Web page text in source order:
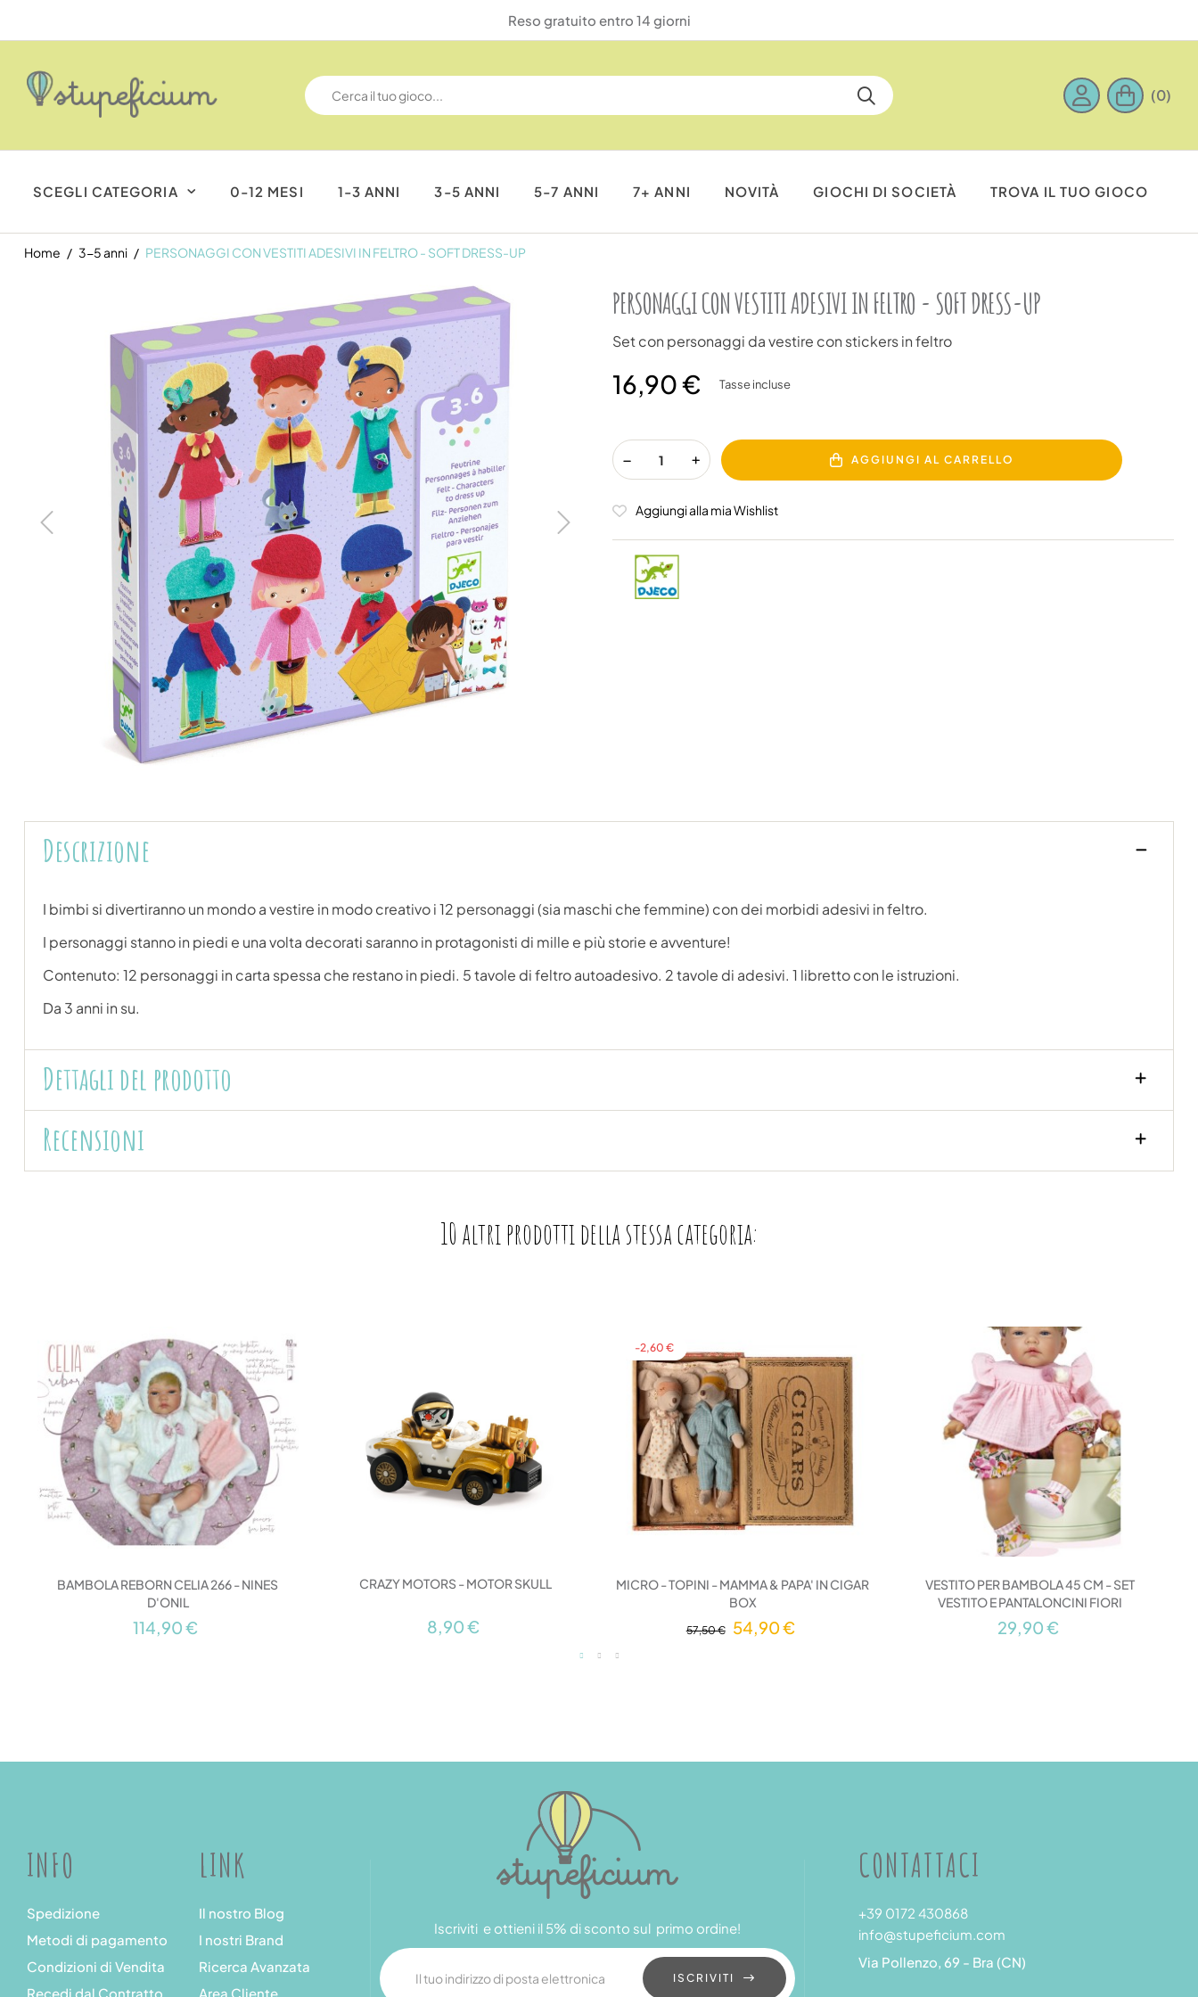
Reso gratuito entro 14 giorni
(0)
SCEGLI CATEGORIA 0-12 MESI 1-3 ANNI 3-5 ANNI 5-7 ANNI 7+ ANNI NOVITÀ GIOCHI DI SOCIETÀ TROVA IL TUO GIOCO
Home 3-5 anni PERSONAGGI CON VESTITI ADESIVI IN FELTRO - SOFT DRESS-UP
PERSONAGGI CON VESTITI ADESIVI IN FELTRO - SOFT DRESS-UP
Set con personaggi da vestire con stickers in feltro
16,90 € Tasse incluse
AGGIUNGI AL CARRELLO
Aggiungi alla mia Wishlist
Descrizione
I bimbi si divertiranno un mondo a vestire in modo creativo i 12 personaggi (sia maschi che femmine) con dei morbidi adesivi in feltro.
I personaggi stanno in piedi e una volta decorati saranno in protagonisti di mille e più storie e avventure!
Contenuto: 12 personaggi in carta spessa che restano in piedi. 5 tavole di feltro autoadesivo. 2 tavole di adesivi. 1 libretto con le istruzioni.
Da 3 anni in su.
Dettagli del prodotto
Recensioni
10 altri prodotti della stessa categoria:
BAMBOLA REBORN CELIA 266 - NINES
D'ONIL
114,90 €
CRAZY MOTORS - MOTOR SKULL
8,90 €
-2,60 €
MICRO - TOPINI - MAMMA & PAPA' IN CIGAR
BOX
57,50 € 54,90 €
VESTITO PER BAMBOLA 45 CM - SET
VESTITO E PANTALONCINI FIORI
29,90 €
INFO
Spedizione
Metodi di pagamento
Condizioni di Vendita
Recedi dal Contratto
LINK
Il nostro Blog
I nostri Brand
Ricerca Avanzata
Area Cliente
Iscriviti e ottieni il 5% di sconto sul primo ordine!
ISCRIVITI
CONTATTACI
+39 0172 430868
info@stupeficium.com
Via Pollenzo, 69 - Bra (CN)